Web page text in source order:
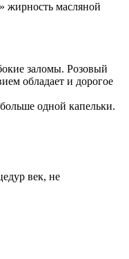
жирность масляной
заломы. Розовый
обладает и дорогое
одной капельки.
век, не